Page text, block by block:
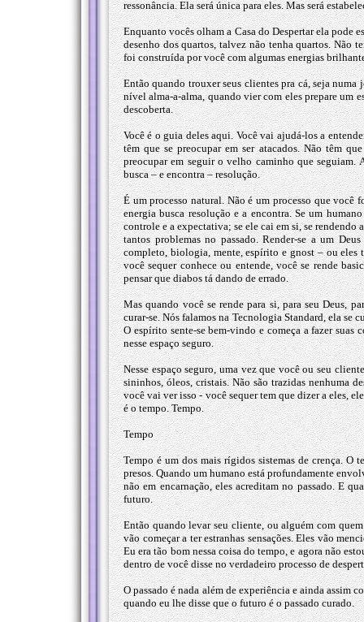
ressonância. Ela será única para eles. Mas será
Enquanto vocês olham a Casa do Despertar ela pode
desenho dos quartos, talvez não tenha quartos. Não
foi construída por você com algumas energias
Então quando trouxer seus clientes pra cá, seja
nível alma-a-alma, quando vier com eles prepare um
descoberta.
Você é o guia deles aqui. Você vai ajudá-los a
têm que se preocupar em ser atacados. Não têm
preocupar em seguir o velho caminho que seguiam.
busca – e encontra – resolução.
É um processo natural. Não é um processo que você
energia busca resolução e a encontra. Se um
controle e a expectativa; se ele cai em si, se rendendo
tantos problemas no passado. Render-se a um
completo, biologia, mente, espírito e gnost – ou eles
você sequer conhece ou entende, você se rende
pensar que diabos tá dando de errado.
Mas quando você se rende para si, para seu Deus,
curar-se. Nós falamos na Tecnologia Standard, ela se
O espírito sente-se bem-vindo e começa a fazer suas
nesse espaço seguro.
Nesse espaço seguro, uma vez que você ou seu
sininhos, óleos, cristais. Não são trazidas nenhuma
você vai ver isso - você sequer tem que dizer a eles,
é o tempo. Tempo.
Tempo
Tempo é um dos mais rígidos sistemas de crença. O
presos. Quando um humano está profundamente
não em encarnação, eles acreditam no passado. E
futuro.
Então quando levar seu cliente, ou alguém com
vão começar a ter estranhas sensações. Eles vão
Eu era tão bom nessa coisa do tempo, e agora não
dentro de você disse no verdadeiro processo de
O passado é nada além de experiência e ainda assim
quando eu lhe disse que o futuro é o passado curado.